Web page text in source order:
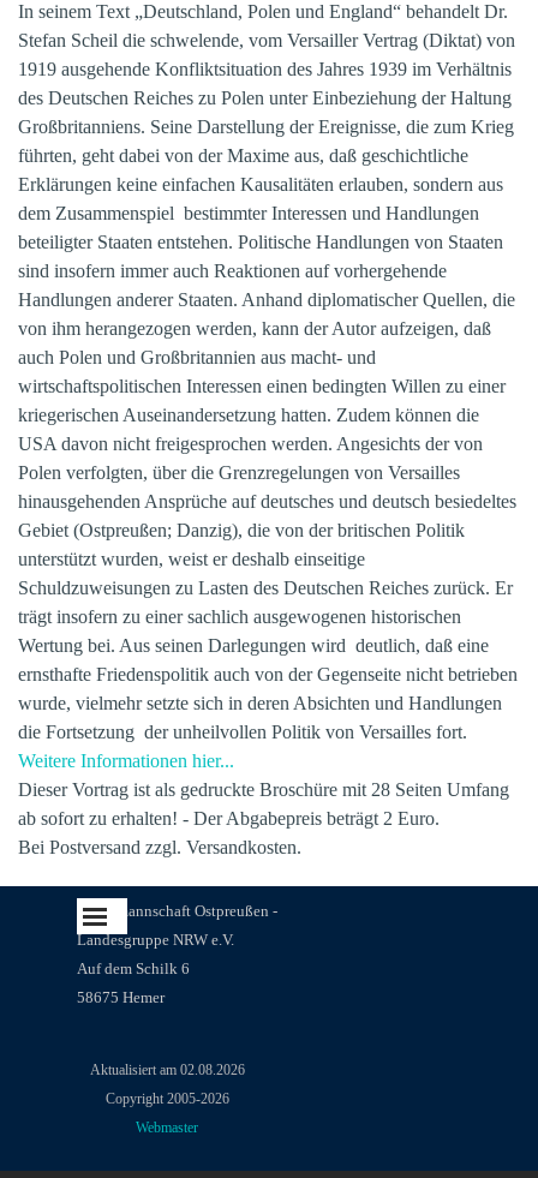
In seinem Text „Deutschland, Polen und England“ behandelt Dr.
Stefan Scheil die schwelende, vom Versailler Vertrag (Diktat) von
1919 ausgehende Konfliktsituation des Jahres 1939 im Verhältnis
des Deutschen Reiches zu Polen unter Einbeziehung der Haltung
Großbritanniens. Seine Darstellung der Ereignisse, die zum Krieg
führten, geht dabei von der Maxime aus, daß geschichtliche
Erklärungen keine einfachen Kausalitäten erlauben, sondern aus
dem Zusammenspiel bestimmter Interessen und Handlungen
beteiligter Staaten entstehen. Politische Handlungen von Staaten
sind insofern immer auch Reaktionen auf vorhergehende
Handlungen anderer Staaten. Anhand diplomatischer Quellen, die
von ihm herangezogen werden, kann der Autor aufzeigen, daß
auch Polen und Großbritannien aus macht- und
wirtschaftspolitischen Interessen einen bedingten Willen zu einer
kriegerischen Auseinandersetzung hatten. Zudem können die
USA davon nicht freigesprochen werden. Angesichts der von
Polen verfolgten, über die Grenzregelungen von Versailles
hinausgehenden Ansprüche auf deutsches und deutsch besiedeltes
Gebiet (Ostpreußen; Danzig), die von der britischen Politik
unterstützt wurden, weist er deshalb einseitige
Schuldzuweisungen zu Lasten des Deutschen Reiches zurück. Er
trägt insofern zu einer sachlich ausgewogenen historischen
Wertung bei. Aus seinen Darlegungen wird deutlich, daß eine
ernsthafte Friedenspolitik auch von der Gegenseite nicht betrieben
wurde, vielmehr setzte sich in deren Absichten und Handlungen
die Fortsetzung der unheilvollen Politik von Versailles fort.
Weitere Informationen hier...
Dieser Vortrag ist als gedruckte Broschüre mit 28 Seiten Umfang
ab sofort zu erhalten! - Der Abgabepreis beträgt 2 Euro.
Bei Postversand zzgl. Versandkosten.
Landsmannschaft Ostpreußen -
Landesgruppe NRW e.V.
Auf dem Schilk 6
58675 Hemer
Aktualisiert am 02.08.2026
Copyright 2005-2026
Webmaster
Menü überspringen